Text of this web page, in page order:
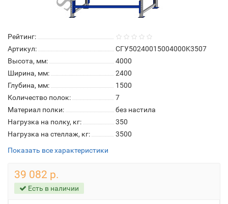
Рейтинг:
Артикул:
СГУ50240015004000K3507
Высота, мм:
4000
Ширина, мм:
2400
Глубина, мм:
1500
Количество полок:
7
Материал полки:
без настила
Нагрузка на полку, кг:
350
Нагрузка на стеллаж, кг:
3500
Показать все характеристики
39 082 р.
Есть в наличии